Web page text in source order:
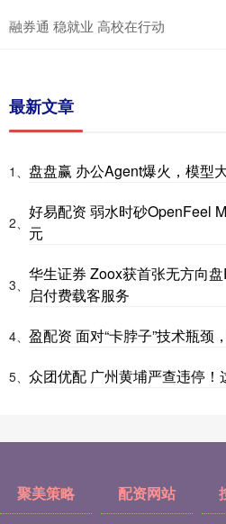
融券通 稳就业 高校在行动
最新文章
1、 盘盘赢 办公Agent爆火，模型
2、
好易配资 弱水时砂OpenFeel
元
3、
华生证券 Zoox获首张无方向
启付费载客服务
4、 盈配资 面对“卡脖子”技术瓶颈
5、 众团优配 广州黄埔严查违停！
聚美策略 配资网站